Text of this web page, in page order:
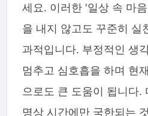
세요. 이러한 '일상 속 마
을 내지 않고도 꾸준히 실
과적입니다. 부정적인 생
멈추고 심호흡을 하며 현
으로도 큰 도움이 됩니다.
명상 시간에만 국한되는